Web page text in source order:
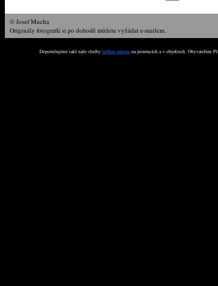
© Josef Mucha
Originály fotografií si po dohodě můžete vyžádat e-mailem.
Doporučujeme také naše služby měření radonu na pozemcích a v objektech. Obyvatelům